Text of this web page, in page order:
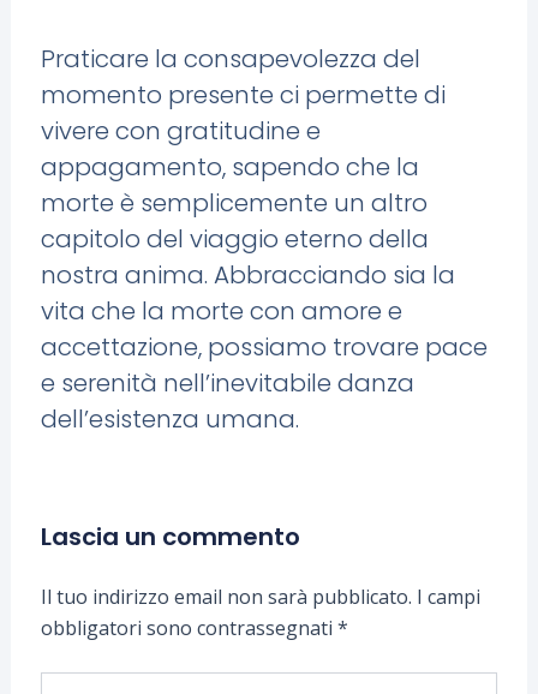
Praticare la consapevolezza del
momento presente ci permette di
vivere con gratitudine e
appagamento, sapendo che la
morte è semplicemente un altro
capitolo del viaggio eterno della
nostra anima. Abbracciando sia la
vita che la morte con amore e
accettazione, possiamo trovare pace
e serenità nell’inevitabile danza
dell’esistenza umana.
Lascia un commento
Il tuo indirizzo email non sarà pubblicato. I campi
obbligatori sono contrassegnati*